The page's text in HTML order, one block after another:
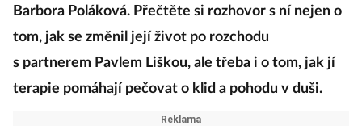
Barbora Poláková. Přečtěte si rozhovor s ní nejen o
tom, jak se změnil její život po rozchodu
s partnerem Pavlem Liškou, ale třeba i o tom, jak jí
terapie pomáhají pečovat o klid a pohodu v duši.